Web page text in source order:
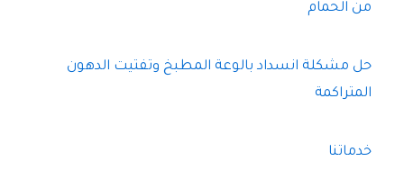
من الحمام
حل مشكلة انسداد بالوعة المطبخ وتفتيت الدهون
المتراكمة
خدماتنا